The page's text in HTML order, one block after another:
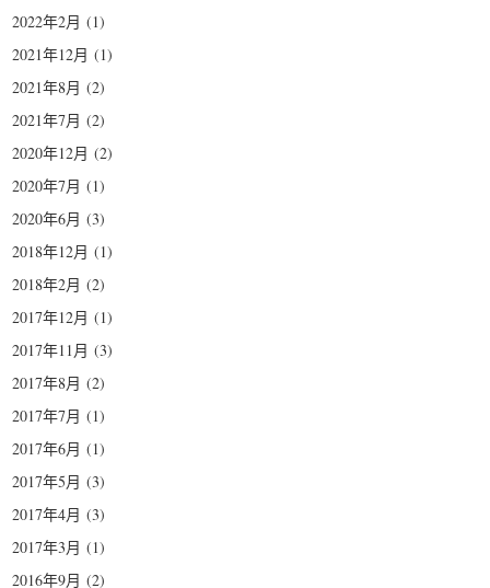
2022年2月 (1)
2021年12月 (1)
2021年8月 (2)
2021年7月 (2)
2020年12月 (2)
2020年7月 (1)
2020年6月 (3)
2018年12月 (1)
2018年2月 (2)
2017年12月 (1)
2017年11月 (3)
2017年8月 (2)
2017年7月 (1)
2017年6月 (1)
2017年5月 (3)
2017年4月 (3)
2017年3月 (1)
2016年9月 (2)